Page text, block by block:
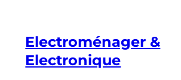
Electroménager &
Electronique